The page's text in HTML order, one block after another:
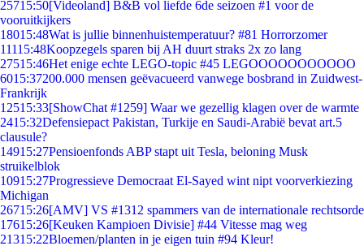
25715:50[Videoland] B&B vol liefde 6de seizoen #1 voor de
vooruitkijkers
18015:48Wat is jullie binnenhuistemperatuur? #81 Horrorzomer
11115:48Koopzegels sparen bij AH duurt straks 2x zo lang
27515:46Het enige echte LEGO-topic #45 LEGOOOOOOOOOOO
6015:37200.000 mensen geëvacueerd vanwege bosbrand in Zuidwest-
Frankrijk
12515:33[ShowChat #1259] Waar we gezellig klagen over de warmte
2415:32Defensiepact Pakistan, Turkije en Saudi-Arabië bevat art.5
clausule?
14915:27Pensioenfonds ABP stapt uit Tesla, beloning Musk
struikelblok
10915:27Progressieve Democraat El-Sayed wint nipt voorverkiezing
Michigan
26715:26[AMV] VS #1312 spammers van de internationale rechtsorde
17615:26[Keuken Kampioen Divisie] #44 Vitesse mag weg
21315:22Bloemen/planten in je eigen tuin #94 Kleur!